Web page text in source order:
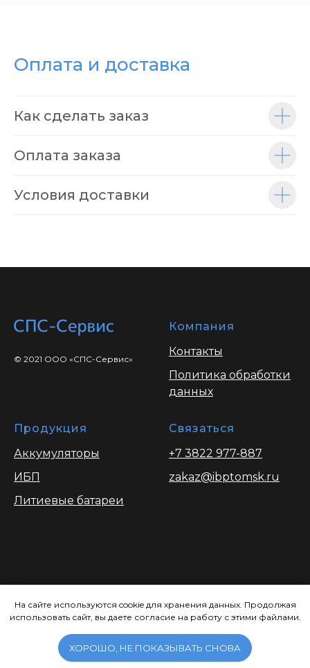
На сайте используются cookie для хранения данных. Продолжая
использовать сайт, вы даете согласие на работу с этими файлами.
ХОРОШО, НЕ ПОКАЗЫВАТЬ СНОВА
Оплата и доставка
Как сделать заказ
Оплата заказа
Условия доставки
© 2021 ООО «СПС-Сервис»
Компания
Контакты
Политика обработки
данных
Продукция
Аккумуляторы
ИБП
Литиевые батареи
Связаться
+7 3822 977-887
zakaz@ibptomsk.ru
сайте носит ознакомительный характер
и ни при каких условиях не является
публичной офертой, определяемой
положениями Статьи 437.